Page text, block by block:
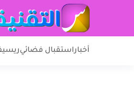
أخباراستقبال فضائي